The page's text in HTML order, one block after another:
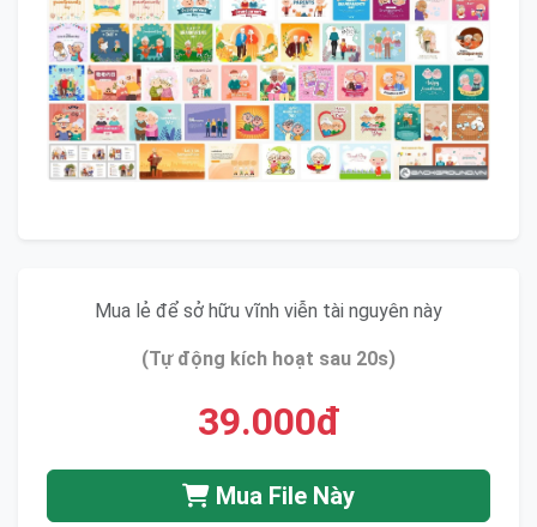
Mua lẻ để sở hữu vĩnh viễn tài nguyên này
(Tự động kích hoạt sau 20s)
39.000đ
Mua File Này